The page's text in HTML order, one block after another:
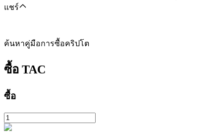
แชร์
ค้นหาคู่มือการซื้อคริปโต
ซื้อ TAC
ซื้อ